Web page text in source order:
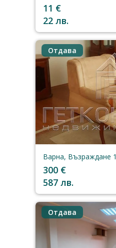
11 €
22 лв.
Отдава
Варна, Възраждане 1
300 €
587 лв.
Отдава